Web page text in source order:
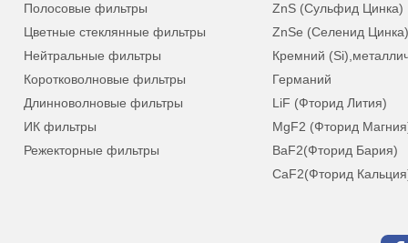
Полосовые фильтры
Цветные стеклянные фильтры
Нейтральные фильтры
Коротковолновые фильтры
Длинноволновые фильтры
ИК фильтры
Режекторные фильтры
ZnS (Сульфид Цинка)
ZnSe (Селенид Цинка)
Кремний
Германий
LiF (Фторид Лития)
MgF2 (Фторид
BaF2(Фторид Бария)
CaF2(Фторид